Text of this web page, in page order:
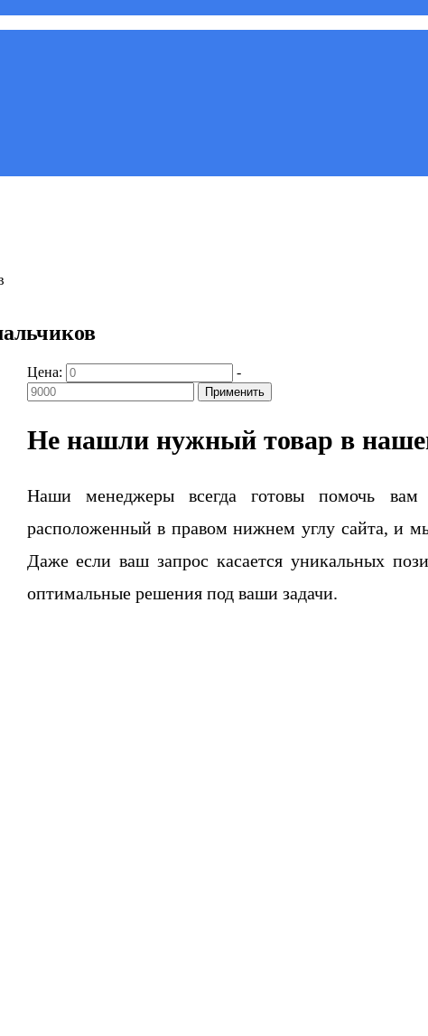
Цена: -
Применить
Не нашли нужный товар в
Наши менеджеры всегда готовы помочь
расположенный в правом нижнем углу сайта, и
Даже если ваш запрос касается уникальных
оптимальные решения под ваши задачи.